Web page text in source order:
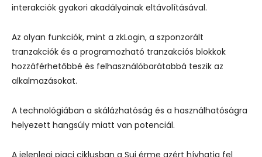
interakciók gyakori akadályainak eltávolításával.
Az olyan funkciók, mint a zkLogin, a szponzorált
tranzakciók és a programozható tranzakciós blokkok
hozzáférhetőbbé és felhasználóbarátabbá teszik az
alkalmazásokat.
A technológiában a skálázhatóság és a használhatóságra
helyezett hangsúly miatt van potenciál.